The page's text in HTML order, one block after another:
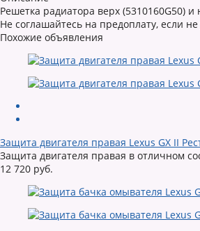
Решетка радиатора верх (5310160G50) и
Не соглашайтесь на предоплату, если
Похожие объявления
Защита двигателя правая Lexus GX II
Защита двигателя правая в отличном
12 720 руб.